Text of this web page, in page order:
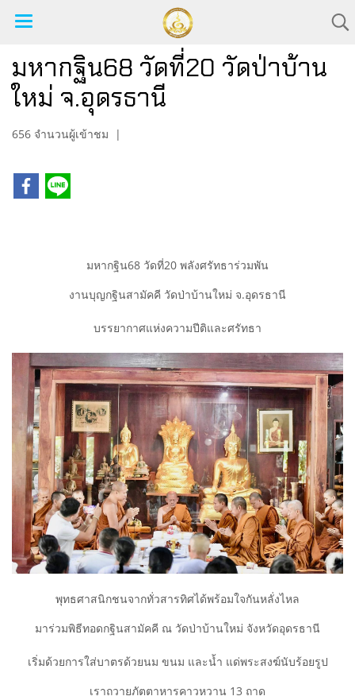
มหากฐิน68 วัดที่20 วัดป่าบ้าน
ใหม่ จ.อุดรธานี
656 จำนวนผู้เข้าชม |
มหากฐิน68 วัดที่20 พลังศรัทธาร่วมพัน
งานบุญกฐินสามัคคี วัดป่าบ้านใหม่ จ.อุดรธานี
​บรรยากาศแห่งความปีติและศรัทธา
พุทธศาสนิกชนจากทั่วสารทิศได้พร้อมใจกันหลั่งไหล
มาร่วมพิธีทอดกฐินสามัคคี ณ วัดป่าบ้านใหม่ จังหวัดอุดรธานี
​เริ่มด้วยการใส่บาตรด้วยนม ขนม และน้ำ แด่พระสงฆ์นับร้อยรูป
เราถวายภัตตาหารคาวหวาน 13 ถาด